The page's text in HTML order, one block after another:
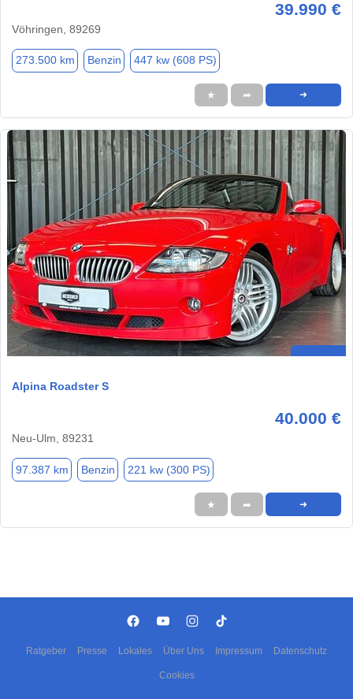
39.990 €
Vöhringen, 89269
273.500 km Benzin 447 kw (608 PS)
★ ➦ ➜
Alpina Roadster S
40.000 €
Neu-Ulm, 89231
97.387 km Benzin 221 kw (300 PS)
★ ➦ ➜
Ratgeber Presse Lokales Über Uns Impressum Datenschutz
Cookies